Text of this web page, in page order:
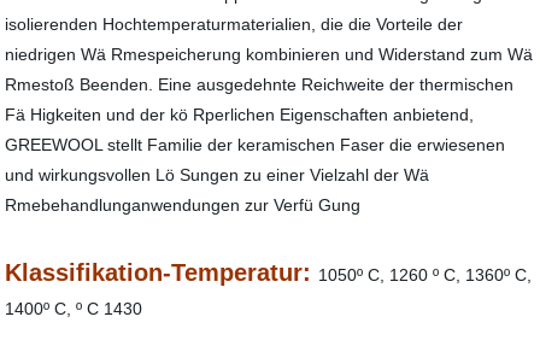
isolierenden Hochtemperaturmaterialien, die die Vorteile der
niedrigen Wä Rmespeicherung kombinieren und Widerstand zum Wä
Rmestoß Beenden. Eine ausgedehnte Reichweite der thermischen
Fä Higkeiten und der kö Rperlichen Eigenschaften anbietend,
GREEWOOL stellt Familie der keramischen Faser die erwiesenen
und wirkungsvollen Lö Sungen zu einer Vielzahl der Wä
Rmebehandlunganwendungen zur Verfü Gung
Klassifikation-Temperatur: 1050º C, 1260 º C, 1360º C,
1400º C, º C 1430